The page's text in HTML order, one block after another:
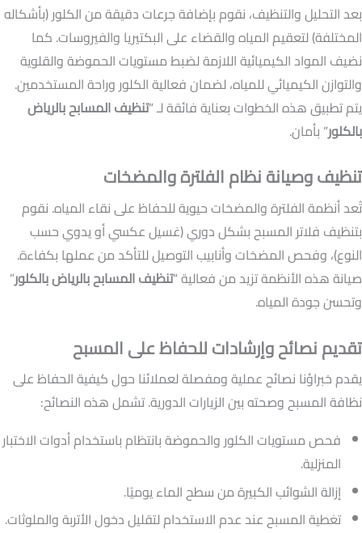
بعد التحليل والتنظيف، نقوم بإضافة جرعات دقيقة من الكلور (بأشكاله
المختلفة) لتعقيم المياه والقضاء على البكتيريا والفيروسات. كما
نضيف المواد الكيميائية اللازمة لضبط مستويات الحموضة والقلوية
والتوازن الكيميائي للمياه، لضمان فعالية الكلور وراحة المستخدمين.
يتم تطبيق هذه الخطوات بعناية فائقة لـ “تنظيف المسابح بالرياض
بالكلور” بأمان.
تنظيف وصيانة نظام الفلترة والمضخات
تُعد أنظمة الفلترة والمضخات حيوية للحفاظ على نقاء المياه. نقوم
بتنظيف فلاتر المسبح بشكل دوري (غسيل عكسي أو يدوي حسب
النوع)، وفحص المضخات وأنابيب التوصيل للتأكد من عملها بكفاءة.
صيانة هذه الأنظمة تزيد من فعالية “تنظيف المسابح بالرياض بالكلور”
وتحسن جودة المياه.
تقديم نصائح وإرشادات للحفاظ على المسبح
يقدم خبراؤنا نصائح عملية ومفصلة لعملائنا حول كيفية الحفاظ على
نظافة المسبح وصحته بين الزيارات الدورية. تشمل هذه النصائح:
فحص مستويات الكلور والحموضة بانتظام باستخدام أدوات الاختبار
المنزلية.
إزالة الشوائب الكبيرة من سطح الماء يوميًا.
تغطية المسبح عند عدم الاستخدام لتقليل دخول الأتربة والملوثات.